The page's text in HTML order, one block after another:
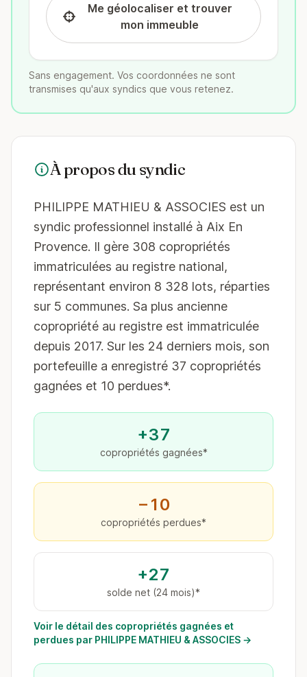
Me géolocaliser et trouver
mon immeuble
Sans engagement. Vos coordonnées ne sont
transmises qu'aux syndics que vous retenez.
À propos du syndic
PHILIPPE MATHIEU & ASSOCIES est un
syndic professionnel installé à Aix En
Provence. Il gère 308 copropriétés
immatriculées au registre national,
représentant environ 8 328 lots, réparties
sur 5 communes. Sa plus ancienne
copropriété au registre est immatriculée
depuis 2017. Sur les 24 derniers mois, son
portefeuille a enregistré 37 copropriétés
gagnées et 10 perdues*.
+37
copropriétés gagnées*
−10
copropriétés perdues*
+27
solde net (24 mois)*
Voir le détail des copropriétés gagnées et
perdues par PHILIPPE MATHIEU & ASSOCIES →